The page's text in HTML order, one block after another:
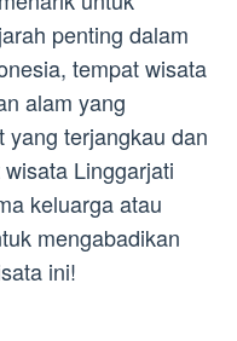
penting dalam
tempat wisata
alam yang
yang terjangkau dan
Linggarjati
keluarga atau
mengabadikan
ini!